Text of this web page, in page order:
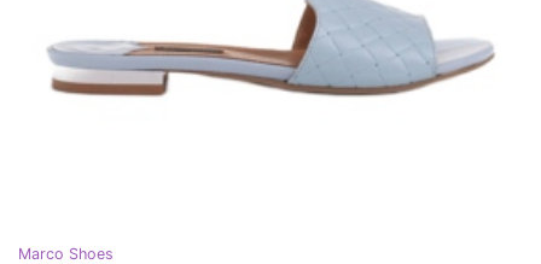
Marco Shoes